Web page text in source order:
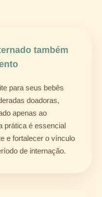
também
para seus bebês
doadoras,
apenas ao
prática é essencial
e fortalecer o vínculo
de internação.